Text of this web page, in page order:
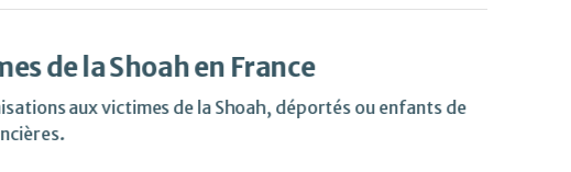
de la Shoah en France
aux victimes de la Shoah, déportés ou enfants de